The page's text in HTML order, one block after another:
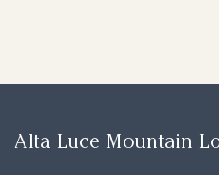
Alta Luce Mountain